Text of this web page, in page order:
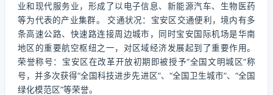
业和现代服务业，形成了以电子信息、新能源汽车、生物医药
等为代表的产业集群。 交通状况：宝安区交通便利，境内有多
条高速公路、快速路连接周边城市，同时宝安国际机场是华南
地区的重要航空枢纽之一，对区域经济发展起到了重要作用。
荣誉称号：宝安区在改革开放初期即被授予“全国文明城区”称
号，并多次获得“全国科技进步先进区”、“全国卫生城市”、“全国
绿化模范区”等荣誉。